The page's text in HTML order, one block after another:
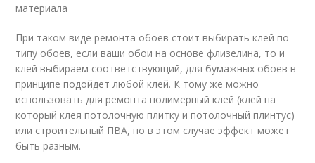
материала
При таком виде ремонта обоев стоит выбирать клей по
типу обоев, если ваши обои на основе флизелина, то и
клей выбираем соответствующий, для бумажных обоев в
принципе подойдет любой клей. К тому же можно
использовать для ремонта полимерный клей (клей на
который клея потолочную плитку и потолочный плинтус)
или строительный ПВА, но в этом случае эффект может
быть разным.